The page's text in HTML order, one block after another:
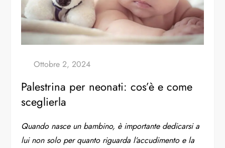
Palestrina per neonati: cos’è e come
sceglierla
Quando nasce un bambino, è importante dedicarsi a
lui non solo per quanto riguarda l’accudimento e la